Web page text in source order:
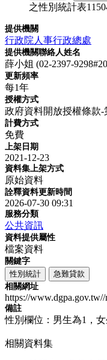
之性別統計表
提供機關
行政院人事行政總處
提供機關聯絡人姓名
薛小姐 (02-2397-
更新頻率
每1年
授權方式
政府資料開放授權條款-
計費方式
免費
上架日期
2021-12-23
資料集上架方式
原始資料
詮釋資料更新時間
2026-07-30 09:31
服務分類
公共資訊
資料提供屬性
檔案資料
關鍵字
性別統計
急難貸款
相關網址
https://
備註
性別欄位：男生為1，
相關資料集